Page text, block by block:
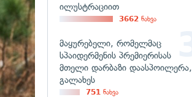
ილუსტრაციით
3662 ნახვა
მაყურებელი, რომელმაც
სპაიდერმენის პრემიერისას
მთელი დარბაზი დაასპოილერა,
გალახეს
751 ნახვა